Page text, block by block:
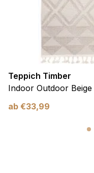
Teppich Timber
Indoor Outdoor
ab €33,99